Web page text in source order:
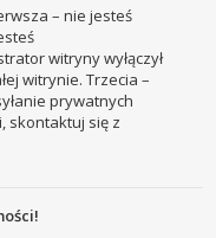
– nie jesteś
witryny wyłączył
witrynie. Trzecia –
prywatnych
skontaktuj się z